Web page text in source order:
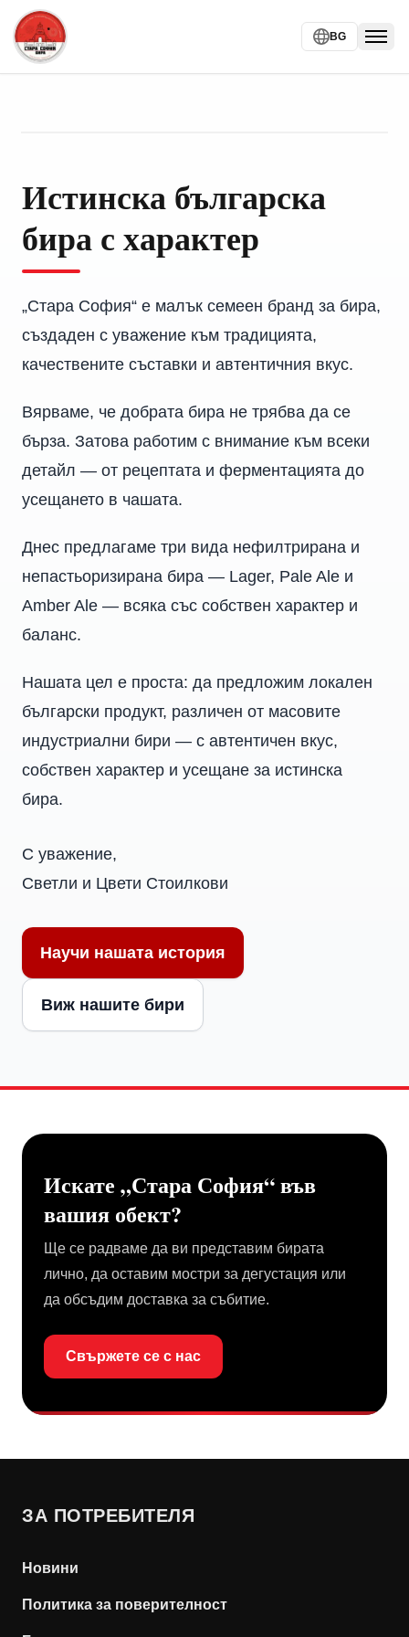
BG
Истинска българска
бира с характер
„Стара София“ е малък семеен бранд за бира,
създаден с уважение към традицията,
качествените съставки и автентичния вкус.
Вярваме, че добрата бира не трябва да се
бърза. Затова работим с внимание към всеки
детайл — от рецептата и ферментацията до
усещането в чашата.
Днес предлагаме три вида нефилтрирана и
непастьоризирана бира — Lager, Pale Ale и
Amber Ale — всяка със собствен характер и
баланс.
Нашата цел е проста: да предложим локален
български продукт, различен от масовите
индустриални бири — с автентичен вкус,
собствен характер и усещане за истинска
бира.
С уважение,
Светли и Цвети Стоилкови
Научи нашата история
Виж нашите бири
Искате „Стара София“ във
вашия обект?
Ще се радваме да ви представим бирата
лично, да оставим мостри за дегустация или
да обсъдим доставка за събитие.
Свържете се с нас
ЗА ПОТРЕБИТЕЛЯ
Новини
Политика за поверителност